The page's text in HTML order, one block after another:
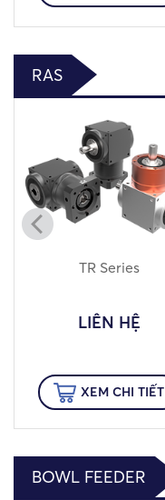
RAS
TR Series
LIÊN HỆ
XEM CHI TIẾT
BOWL FEEDER